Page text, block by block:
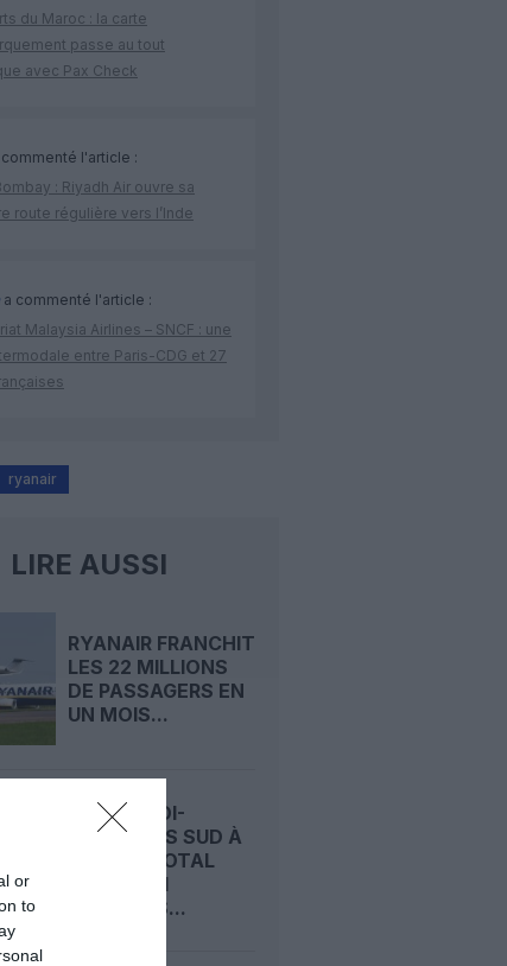
or
to
du Maroc : la carte
passe au tout
avec Pax Check
l'article :
: Riyadh Air ouvre sa
route régulière vers l’Inde
a commenté l'article :
Malaysia Airlines – SNCF : une
entre Paris-CDG et 27
ryanair
LIRE AUSSI
RYANAIR FRANCHIT
LES 22 MILLIONS
DE PASSAGERS EN
UN MOIS...
CHARLEROI-
BRUXELLES SUD À
L’ARRÊT TOTAL
DURANT 11
SEMAINES...